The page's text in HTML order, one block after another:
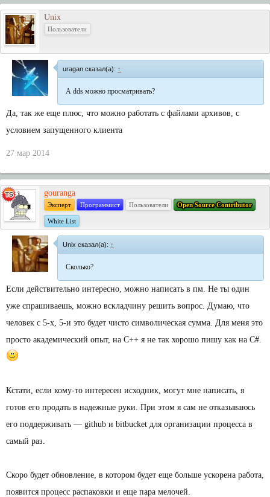
Unix
Пользователи
uragan сказал(а): ↑
А dds можно просматривать?
Да, так же еще плюс, что можно работать с файлами архивов, с
условием запущенного клиента
27 мар 2014
gouranga
Эксперт Программист Пользователи Open Source Contributor
White List
Unix сказал(а): ↑
Сколько?
Если действительно интересно, можно написать в пм. Не ты один
уже спрашиваешь, можно вскладчину решить вопрос. Думаю, что
человек с 5-х, 5-и это будет чисто символическая сумма. Для меня это
просто академический опыт, на C++ я не так хорошо пишу как на C#.
Кстати, если кому-то интересен исходник, могут мне написать, я
готов его продать в надежные руки. При этом я сам не отказываюсь
его поддерживать — github и bitbucket для организации процесса в
самый раз.
Скоро будет обновление, в котором будет еще больше ускорена работа,
появится процесс распаковки и еще пара мелочей.